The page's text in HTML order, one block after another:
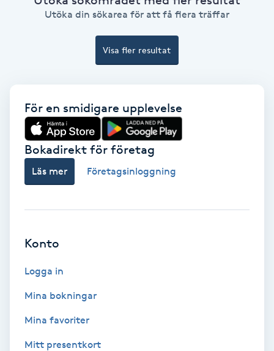
Ansiktsbehandling djuprengörande
Bambumassage
Barber
Blowout
Bottenfärg
Utöka din sökarea för att få flera träffar
Visa fler resultat
För en smidigare upplevelse
Bokadirekt för företag
Läs mer Företagsinloggning
Konto
Logga in
Mina bokningar
Mina favoriter
Mitt presentkort